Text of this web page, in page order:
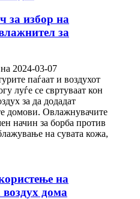
за избор на
за
2024-03-07
паѓаат и воздухот
луѓе се свртуваат кон
за да додадат
домови. Овлажнувачите
начин за борба против
на сувата кожа,
на
дома